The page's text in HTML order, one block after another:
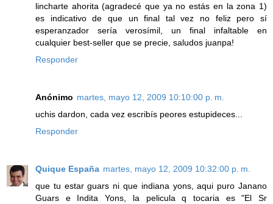
lincharte ahorita (agradecé que ya no estás en la zona 1)
es indicativo de que un final tal vez no feliz pero sí
esperanzador sería verosímil, un final infaltable en
cualquier best-seller que se precie, saludos juanpa!
Responder
Anónimo martes, mayo 12, 2009 10:10:00 p. m.
uchis dardon, cada vez escribís peores estupideces...
Responder
Quique España martes, mayo 12, 2009 10:32:00 p. m.
que tu estar guars ni que indiana yons, aqui puro Janano
Guars e Indita Yons, la pelicula q tocaria es "El Sr